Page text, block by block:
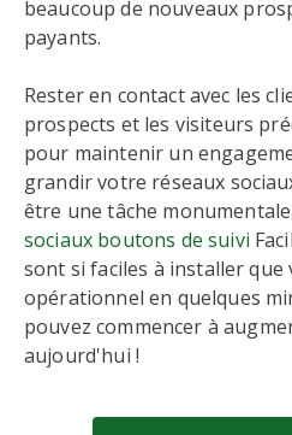
beaucoup de nouveaux
payants.
Rester en contact avec les
prospects et les visiteurs
pour maintenir un
grandir votre réseaux
être une tâche
sociaux boutons de suivi
sont si faciles à installer que
opérationnel en quelques
pouvez commencer à
aujourd'hui !